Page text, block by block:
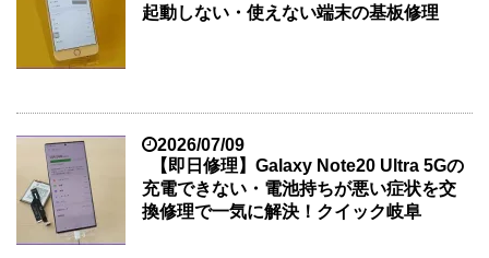
起動しない・使えない端末の基板修理
2026/07/09
【即日修理】Galaxy Note20 Ultra 5Gの
充電できない・電池持ちが悪い症状を交
換修理で一気に解決！クイック岐阜